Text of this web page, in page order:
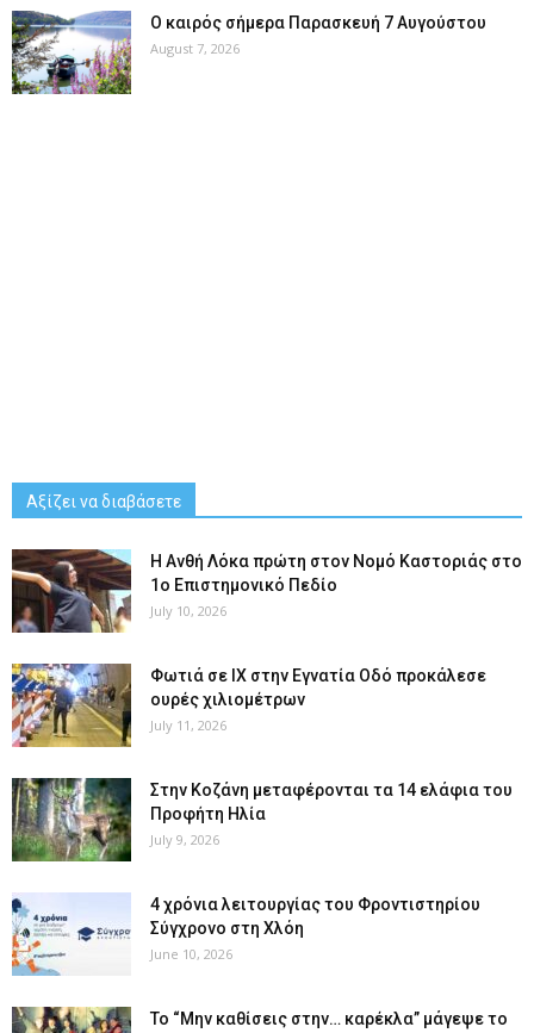
Ο καιρός σήμερα Παρασκευή 7 Αυγούστου
August 7, 2026
Αξίζει να διαβάσετε
Η Ανθή Λόκα πρώτη στον Νομό Καστοριάς στο
1ο Επιστημονικό Πεδίο
July 10, 2026
Φωτιά σε ΙΧ στην Εγνατία Οδό προκάλεσε
ουρές χιλιομέτρων
July 11, 2026
Στην Κοζάνη μεταφέρονται τα 14 ελάφια του
Προφήτη Ηλία
July 9, 2026
4 χρόνια λειτουργίας του Φροντιστηρίου
Σύγχρονο στη Χλόη
June 10, 2026
Το “Μην καθίσεις στην… καρέκλα” μάγεψε το